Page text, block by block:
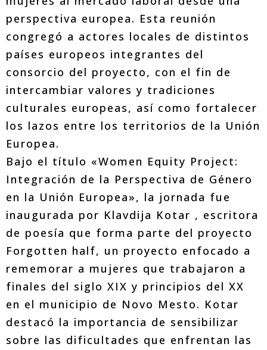
perspectiva europea. Esta reunión
congregó a actores locales de distintos
países europeos integrantes del
consorcio del proyecto, con el fin de
intercambiar valores y tradiciones
culturales europeas, así como fortalecer
los lazos entre los territorios de la Unión
Europea.
Bajo el título «Women Equity Project:
Integración de la Perspectiva de Género
en la Unión Europea», la jornada fue
inaugurada por Klavdija Kotar , escritora
de poesía que forma parte del proyecto
Forgotten half, un proyecto enfocado a
rememorar a mujeres que trabajaron a
finales del siglo XIX y principios del XX
en el municipio de Novo Mesto. Kotar
destacó la importancia de sensibilizar
sobre las dificultades que enfrentan las